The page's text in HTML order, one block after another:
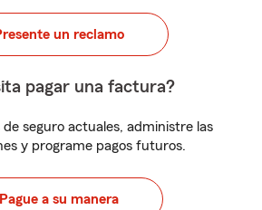
un reclamo
pagar una factura?
seguro actuales, administre las
y programe pagos futuros.
Pague a su manera